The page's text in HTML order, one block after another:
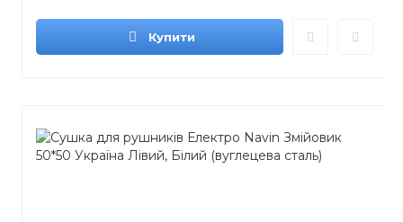
Купити